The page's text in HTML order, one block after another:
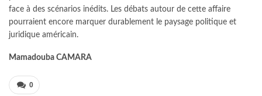
face à des scénarios inédits. Les débats autour de cette affaire
pourraient encore marquer durablement le paysage politique et
juridique américain.
Mamadouba CAMARA
0